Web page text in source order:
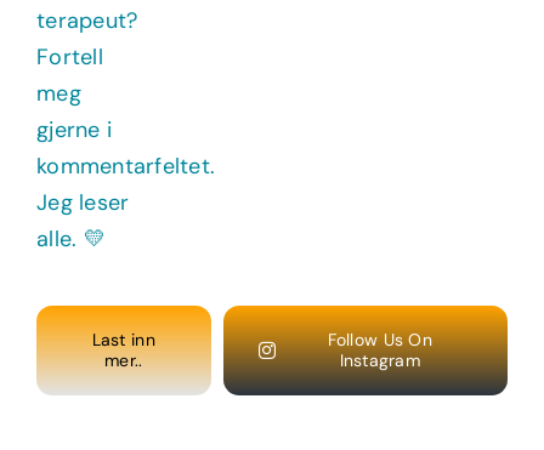
Last inn
mer..
Follow Us On
Instagram